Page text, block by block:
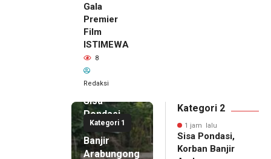
Gala
Premier
Film
ISTIMEWA
8
Redaksi
Kategori 1
Sisa
Pondasi,
Korban
Banjir
Arabungong
Kategori 2
1 jam lalu
Sisa Pondasi,
Korban Banjir